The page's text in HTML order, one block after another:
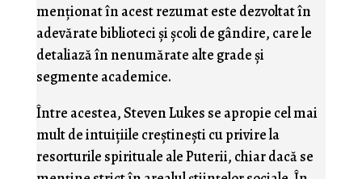
menţionat în acest rezumat este dezvoltat în
adevărate biblioteci şi şcoli de gândire, care le
detaliază în nenumărate alte grade şi
segmente academice.
Între acestea, Steven Lukes se apropie cel mai
mult de intuiţiile creştineşti cu privire la
resorturile spirituale ale Puterii, chiar dacă se